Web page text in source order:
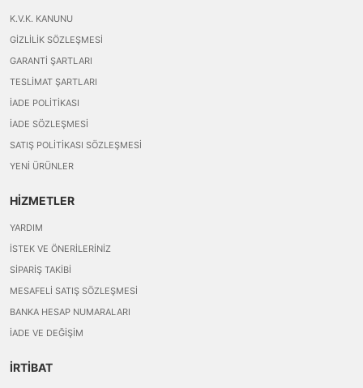
K.V.K. KANUNU
GIZLILIK SÖZLEŞMESI
GARANTI ŞARTLARI
TESLIMAT ŞARTLARI
İADE POLITIKASI
İADE SÖZLEŞMESI
SATIŞ POLITIKASI SÖZLEŞMESI
YENI ÜRÜNLER
HİZMETLER
YARDIM
İSTEK VE ÖNERILERINIZ
SIPARIŞ TAKIBI
MESAFELI SATIŞ SÖZLEŞMESI
BANKA HESAP NUMARALARI
İADE VE DEĞIŞIM
İRTİBAT